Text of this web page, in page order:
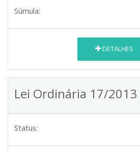
Súmula:
DETALHES
Lei Ordinária 17/2013
Status: